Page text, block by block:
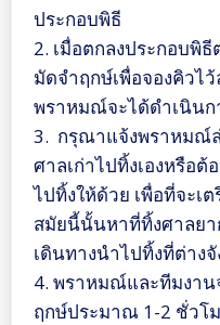
ประกอบพิธี
2. เมื่อตกลงประกอบพิ
มัดจำฤกษ์เพื่อจองคิวไ
พราหมณ์จะได้ดำเนินก
3. กรุณาแจ้งพราหมณ์
ศาลเก่าไปทิ้งเองหรือ
ไปทิ้งให้ด้วย เพื่อที่จะเ
สมัยนี้นั้นหาที่ทิ้งศาลย
เดินทางนำไปทิ้งที่ต่าง
4. พราหมณ์และทีมงาน
ฤกษ์ประมาณ 1-2 ชั่วโ